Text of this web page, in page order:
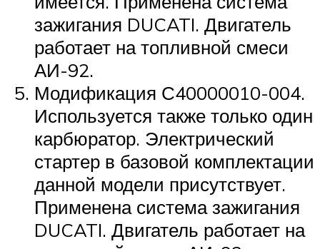
зажигания DUCATI. Двигатель
работает на топливной смеси
АИ-92.
Модификация С40000010-004.
Используется также только один
карбюратор. Электрический
стартер в базовой комплектации
данной модели присутствует.
Применена система зажигания
DUCATI. Двигатель работает на